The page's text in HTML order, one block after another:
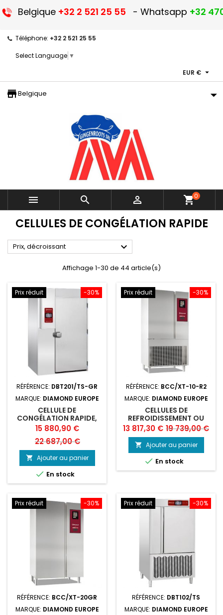
Belgique +32 2 521 25 55 - Whatsapp +32
Téléphone: +32 2 521 25 55
Select Language ▼
EUR € 
storefront
Belgique
   shopping_cart0
CELLULES DE CONGÉLATION RAPIDE
Prix, décroissant 
Affichage 1-30 de 44 article(s)
-30%
Prix réduit
RÉFÉRENCE: DBT201/TS-GR
MARQUE: DIAMOND EUROPE
CELLULE DE
CONGÉLATION RAPIDE,
TOUCH SCREEN 20X
GN1/1 (OU) 600X400
Prix
15 880,90 €Prix
de
base
22 687,00 €
 Ajouter au panier
 En stock
-30%
Prix réduit
RÉFÉRENCE: BCC/XT-10-R2
MARQUE: DIAMOND EUROPE
CELLULES DE
REFROIDISSEMENT OU
CONGÉLATION RAPIDE
10X GN1/1 50/50 KG
Prix
13 817,30 € Prix
de
base
19 739,00 €
 Ajouter au panier
 En stock
-30%
Prix réduit
RÉFÉRENCE: BCC/XT-20GR
MARQUE: DIAMOND EUROPE
-30%
Prix réduit
RÉFÉRENCE: DBT102/TS
MARQUE: DIAMOND EUROPE